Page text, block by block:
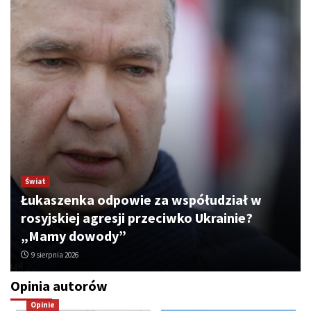
Świat
Łukaszenka odpowie za współudział w
rosyjskiej agresji przeciwko Ukrainie?
„Mamy dowody”
9 sierpnia 2026
Opinia autorów
Opinie